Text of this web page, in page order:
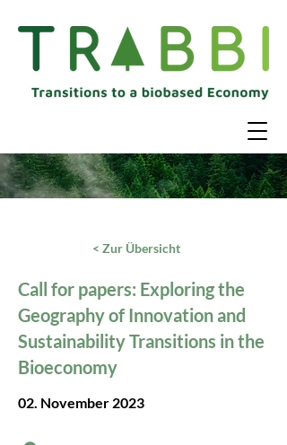
< Zur Übersicht
Call for papers: Exploring the
Geography of Innovation and
Sustainability Transitions in the
Bioeconomy
02. November 2023